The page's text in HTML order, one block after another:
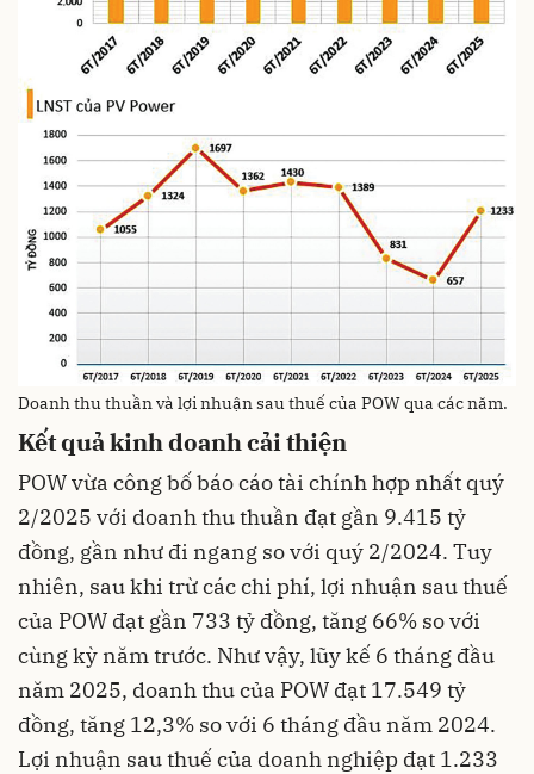
Doanh thu thuần và lợi nhuận sau thuế của POW qua các năm.
Kết quả kinh doanh cải thiện
POW vừa công bố báo cáo tài chính hợp nhất quý
2/2025 với doanh thu thuần đạt gần 9.415 tỷ
đồng, gần như đi ngang so với quý 2/2024. Tuy
nhiên, sau khi trừ các chi phí, lợi nhuận sau thuế
của POW đạt gần 733 tỷ đồng, tăng 66% so với
cùng kỳ năm trước. Như vậy, lũy kế 6 tháng đầu
năm 2025, doanh thu của POW đạt 17.549 tỷ
đồng, tăng 12,3% so với 6 tháng đầu năm 2024.
Lợi nhuận sau thuế của doanh nghiệp đạt 1.233